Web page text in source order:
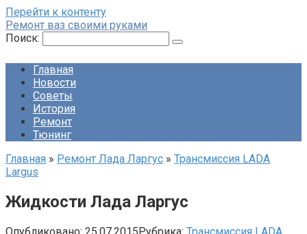
Перейти к контенту
Ремонт ваз своими руками
Поиск:
Главная
Новости
Советы
История
Ремонт
Тюнинг
Главная » Ремонт Лада Ларгус » Трансмиссия LADA
Largus
Жидкости Лада Ларгус